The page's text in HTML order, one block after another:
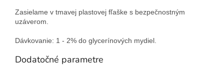
Zasielame v tmavej plastovej fľaške s bezpečnostným
uzáverom.
Dávkovanie: 1 - 2% do glycerínových mydiel.
Dodatočné parametre